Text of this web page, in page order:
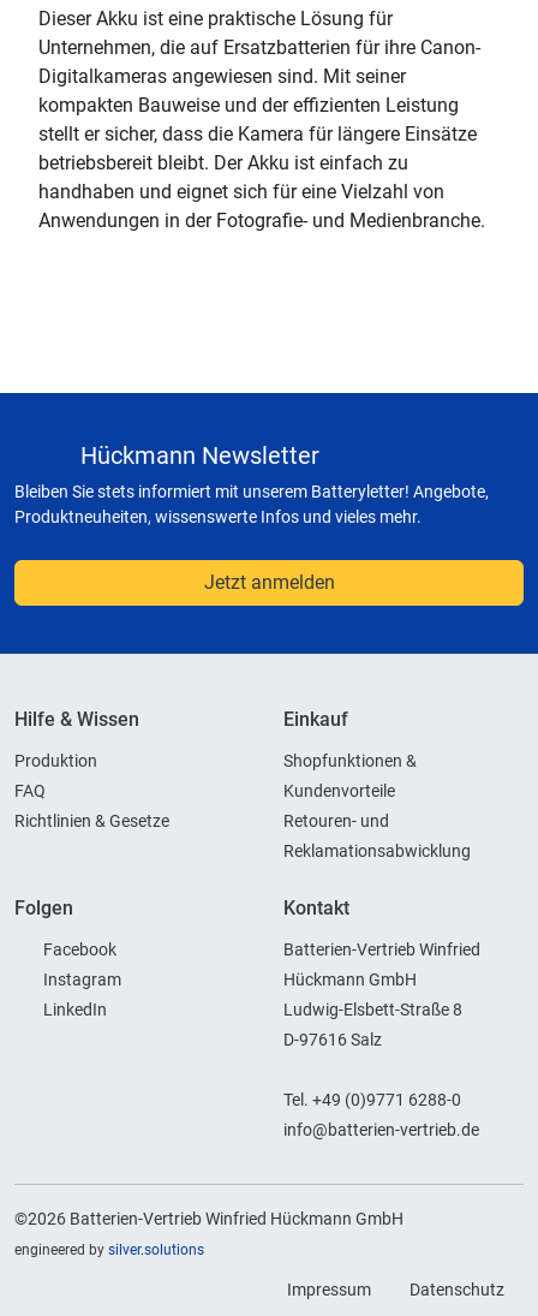
Dieser Akku ist eine praktische Lösung für
Unternehmen, die auf Ersatzbatterien für ihre Canon-
Digitalkameras angewiesen sind. Mit seiner
kompakten Bauweise und der effizienten Leistung
stellt er sicher, dass die Kamera für längere Einsätze
betriebsbereit bleibt. Der Akku ist einfach zu
handhaben und eignet sich für eine Vielzahl von
Anwendungen in der Fotografie- und Medienbranche.
Hückmann Newsletter
Bleiben Sie stets informiert mit unserem Batteryletter! Angebote,
Produktneuheiten, wissenswerte Infos und vieles mehr.
Jetzt anmelden
Hilfe & Wissen
Produktion
FAQ
Richtlinien & Gesetze
Einkauf
Shopfunktionen &
Kundenvorteile
Retouren- und
Reklamationsabwicklung
Folgen
Facebook
Instagram
LinkedIn
Kontakt
Batterien-Vertrieb Winfried
Hückmann GmbH
Ludwig-Elsbett-Straße 8
D-97616 Salz
Tel. +49 (0)9771 6288-0
info@batterien-vertrieb.de
©2026 Batterien-Vertrieb Winfried Hückmann GmbH
engineered by silver.solutions
Impressum Datenschutz